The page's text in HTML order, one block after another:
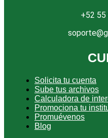
+52 55
Solicita tu cuenta
Sube tus archivos
Calculadora de
Promociona tu
Promuévenos
Blog